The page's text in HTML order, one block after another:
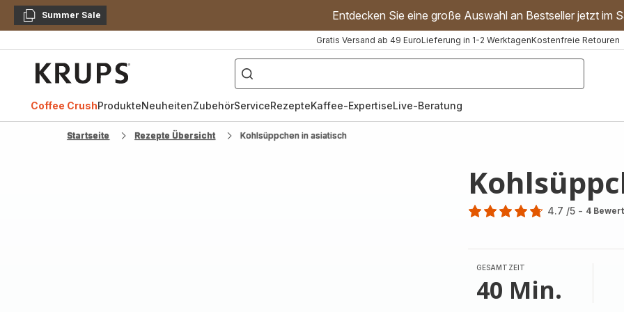
KopierenSummer Sale Entdecken Sie eine große Auswahl an Bestseller jetzt im
Gratis Versand ab 49 EuroLieferung in 1-2 WerktagenKostenfreie Retouren
["Kaffeevollautomat","Handmixer","Waffeleisen"]
Coffee CrushProdukteNeuheitenZubehörServiceRezepteKaffee-ExpertiseLive-Beratung
Startseite Rezepte Übersicht Kohlsüppchen in asiatisch
4.7 /5 - 4
GESAMTZEIT
40 Min.